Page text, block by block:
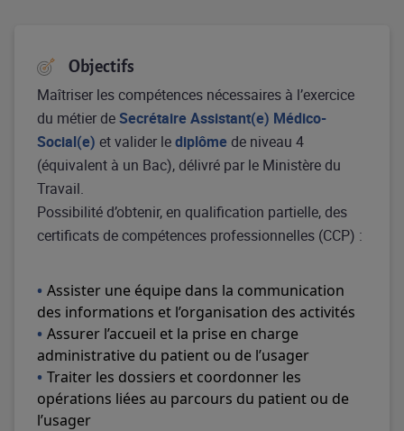
Objectifs
Maîtriser les compétences nécessaires à l’exercice
du métier deSecrétaire Assistant(e) Médico-
Social(e) et valider lediplômede niveau 4
(équivalent à un Bac), délivré par le Ministère du
Travail.
Possibilité d’obtenir, en qualification partielle, des
certificats de compétences professionnelles (CCP) :
Assister une équipe dans la communication
des informations et l’organisation des activités
Assurer l’accueil et la prise en charge
administrative du patient ou de l’usager
Traiter les dossiers et coordonner les
opérations liées au parcours du patient ou de
l’usager